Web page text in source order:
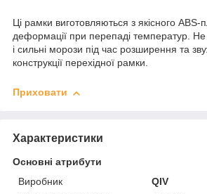
Ці рамки виготовляються з якісного ABS-
деформації при перепаді температур. Не
і сильні морози під час розширення та
конструкції перехідної рамки.
Приховати
Характеристики
Основні атрибути
Виробник
QIV